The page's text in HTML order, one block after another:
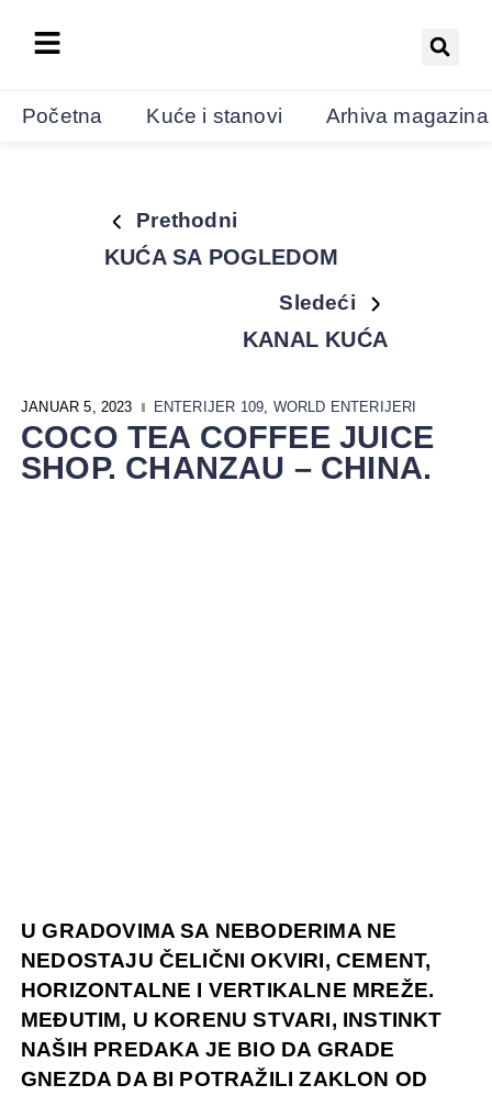
Početna Kuće i stanovi Arhiva magazina
Prethodni
KUĆA SA POGLEDOM
Sledeći
KANAL KUĆA
JANUAR 5, 2023 ENTERIJER 109, WORLD ENTERIJERI
COCO TEA COFFEE JUICE
SHOP. CHANZAU – CHINA.
U GRADOVIMA SA NEBODERIMA NE
NEDOSTAJU ČELIČNI OKVIRI, CEMENT,
HORIZONTALNE I VERTIKALNE MREŽE.
MEĐUTIM, U KORENU STVARI, INSTINKT
NAŠIH PREDAKA JE BIO DA GRADE
GNEZDA DA BI POTRAŽILI ZAKLON OD